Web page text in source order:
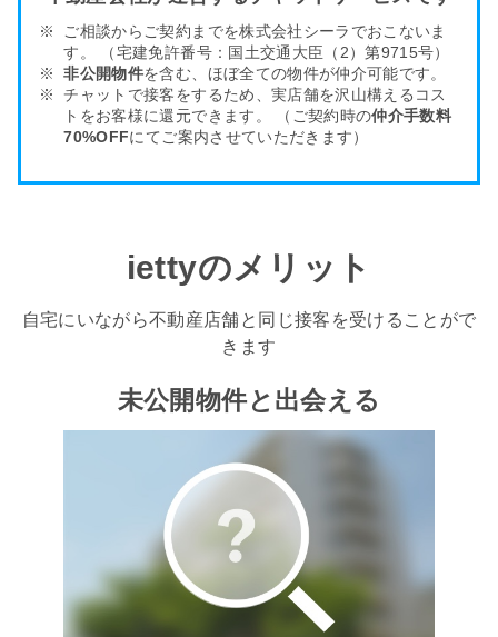
ご相談からご契約までを株式会社シーラでおこないま
す。
（宅建免許番号：国土交通大臣（2）第9715号）
非公開物件を含む、ほぼ全ての物件が仲介可能です。
チャットで接客をするため、実店舗を沢山構える コス
トをお客様に還元できます。 （ご契約時の仲介手数料
70%OFFにてご案内させていただきます）
iettyのメリット
自宅にいながら不動産店舗と同じ接客を受けることがで
きます
未公開物件と出会える